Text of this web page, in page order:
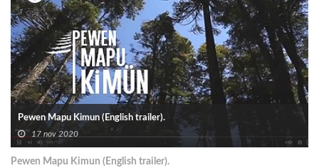
Pewen Mapu Kimun (English trailer).
17 nov 2020
Pewen Mapu Kimun (English trailer).